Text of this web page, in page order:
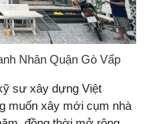
Nhân Quận Gò Vấp
sư xây dựng Việt
muốn xây mới cụm nhà